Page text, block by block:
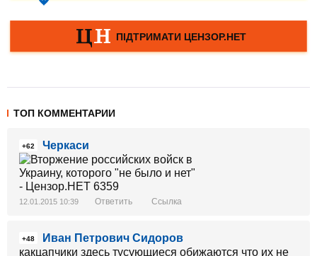
ТОП КОММЕНТАРИИ
+62 Черкаси
12.01.2015 10:39 Ответить Ссылка
+48
Иван Петрович Сидоров
какцапчики здесь тусующиеся обижаются что их не